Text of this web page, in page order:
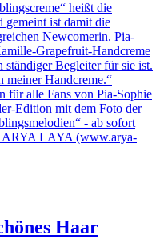
heißt die
ist damit die
Newcomerin. Pia-
Grapefruit-Handcreme
ständiger Begleiter für sie ist.
meiner Handcreme.“
für alle Fans von Pia-Sophie
Edition mit dem Foto der
- ab sofort
ARYA LAYA (www.arya-
Haar